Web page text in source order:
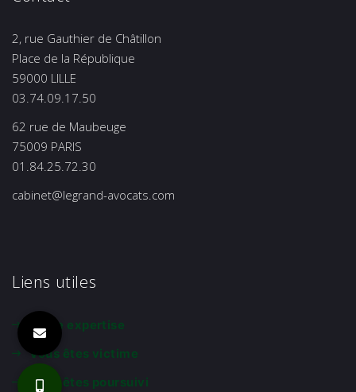
2, rue Gauthier de Châtillon
Place de la République
59000 LILLE
03.74.09.17.50
62 rue de Maubeuge
75009 PARIS
01.84.25.72.30
cabinet@legrand-avocats.com
Liens utiles
Notre expertise
Vous êtes victime
Vous êtes poursuivi